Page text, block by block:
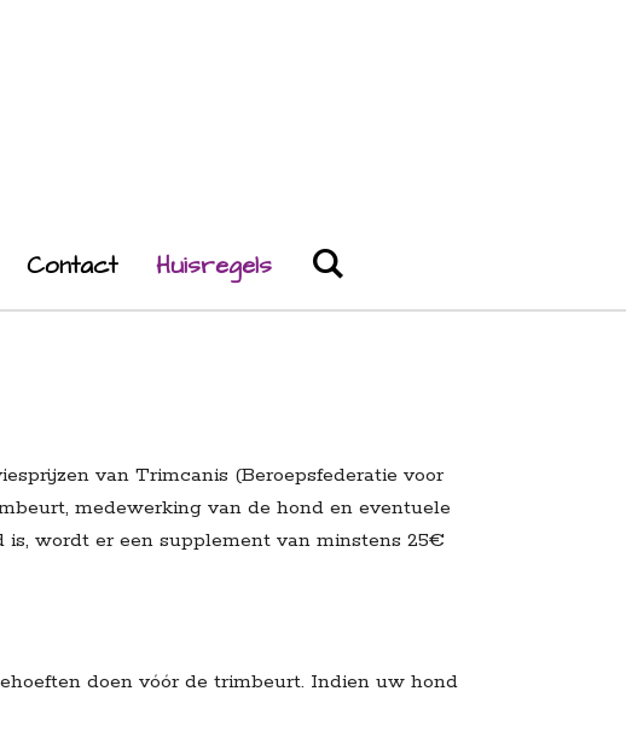
Contact Huisregels
van Trimcanis (Beroepsfederatie voor
medewerking van de hond en eventuele
wordt er een supplement van minstens 25€
doen vóór de trimbeurt. Indien uw hond